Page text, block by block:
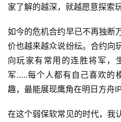
家了解的越深，就越愿意探索
如今的危机合约早已不再独断
价也越来越众说纷纭。合约向
向玩家有常用的连胜将军，
军…..每个人都有自己喜欢的
趣，最能展现鹰角在明日方舟
在这个弱保软常见的时代，我